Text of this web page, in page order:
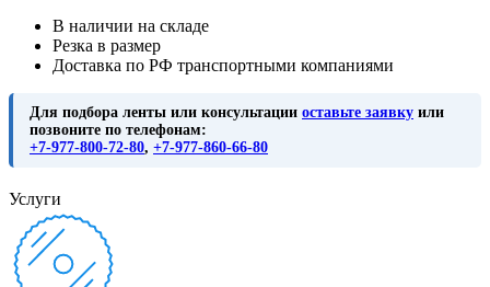
В наличии на складе
Резка в размер
Доставка по РФ транспортными компаниями
Для подбора ленты или консультации оставьте заявку или
позвоните по телефонам:
+7-977-800-72-80, +7-977-860-66-80
Услуги